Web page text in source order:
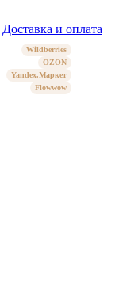
Доставка и оплата
Wildberries
OZON
Yandex.Маркет
Flowwow